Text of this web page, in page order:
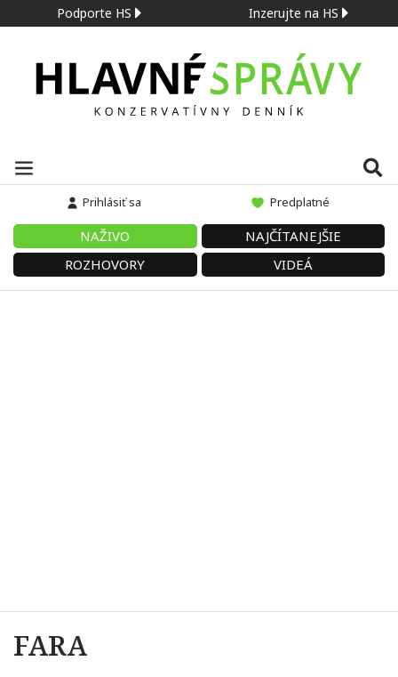
Podporte HS Inzerujte na HS
Prihlásiť sa Predplatné
NAŽIVO
NAJČÍTANEJŠIE
ROZHOVORY
VIDEÁ
FARA